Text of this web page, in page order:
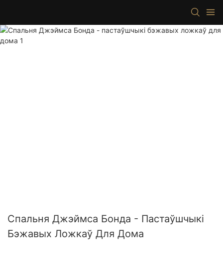
Спальня Джэймса Бонда - Пастаўшчыкі
Бэжавых Ложкаў Для Дома